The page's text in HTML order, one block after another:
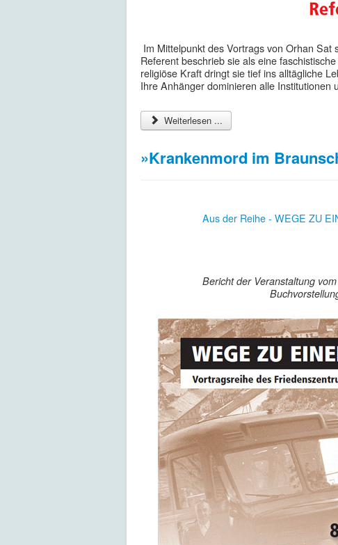
Im Mittelpunkt des Vortrags von Orhan
Referent beschrieb sie als eine
religiöse Kraft dringt sie tief ins alltägliche
Ihre Anhänger dominieren alle Institutionen
Weiterlesen ...
»Krankenmord im
Aus der Reihe - WEGE ZU
Bericht der Veranstaltung